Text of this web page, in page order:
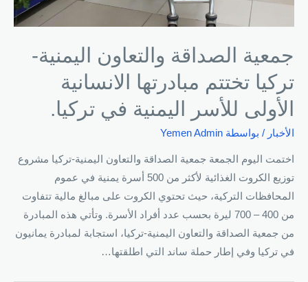
جمعية الصداقة والتعاون اليمنية-
تركيا تختتم مبادرتها الانسانية
الأولى للأسر اليمنية في تركيا.
الأخبار / بواسطة Yemen Admin
اختمت اليوم الجمعة جمعية الصداقة والتعاون اليمنية-تركيا مشروع
توزيع الكروت الغذائية لأكثر من 500 أسرة يمنية في عموم
المحافظات التركية، حيث تحتوي الكروت على مبالغ مالية تتفاوت
من 400 – 700 ليرة بحسب عدد أفراد الأسرة. وتأتي هذه المبادرة
من جمعية الصداقة والتعاون اليمنية-تركيا، استجابة لمبادرة يمانيون
في تركيا وفي إطار حملة ساند التي اطلقتها…